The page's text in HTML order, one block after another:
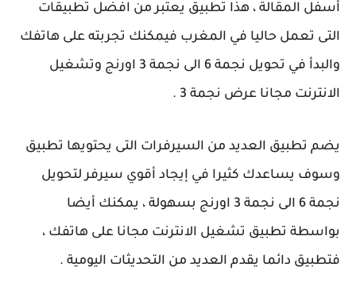
أسفل المقالة ، هذا تطبيق يعتبر من افضل تطبيقات
التى تعمل حاليا في المغرب فيمكنك تجربته على هاتفك
والبدأ في تحويل نجمة 6 الى نجمة 3 اورنج وتشغيل
الانترنت مجانا عرض نجمة 3 .
يضم تطبيق العديد من السيرفرات التى يحتويها تطبيق
وسوف يساعدك كثيرا في إيجاد أقوي سيرفر لتحويل
نجمة 6 الى نجمة 3 اورنج بسهولة ، يمكنك أيضا
بواسطة تطبيق تشغيل الانترنت مجانا على هاتفك ،
فتطبيق دائما يقدم العديد من التحديثات اليومية .